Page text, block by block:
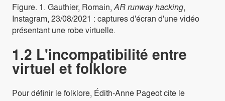
Figure. 1. Gauthier, Romain,AR runway hacking,
Instagram, 23/08/2021 : captures d'écran d'une vidéo
présentant une robe virtuelle.
1.2 L'incompatibilité entre
virtuel et folklore
Pour définir le folklore, Édith-Anne Pageot cite le